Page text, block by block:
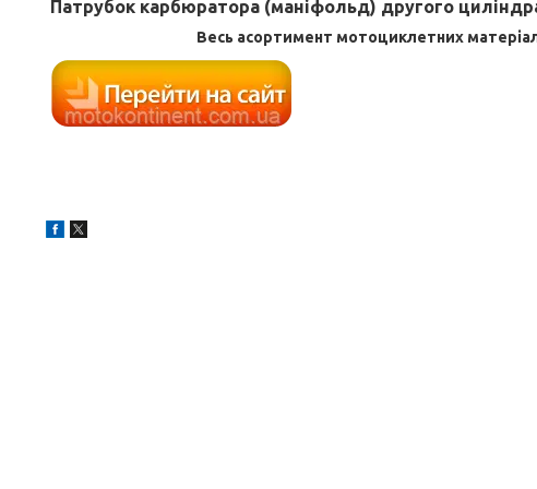
Патрубок карбюратора (маніфольд) другого
Весь асортимент мотоциклетних